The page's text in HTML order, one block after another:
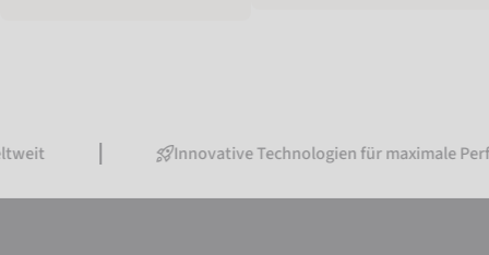
Innovative Technologien für maximale Performance